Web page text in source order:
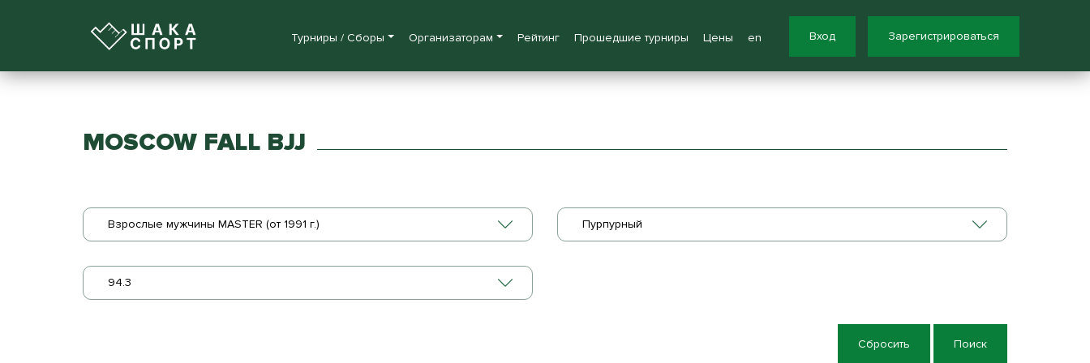
Турниры / Сборы Организаторам Рейтинг Прошедшие турниры Цены en Вход Зарегистрироваться
MOSCOW FALL BJJ
Взрослые мужчины MASTER (от 1991 г.) Пурпурный
94.3
Сбросить Поиск